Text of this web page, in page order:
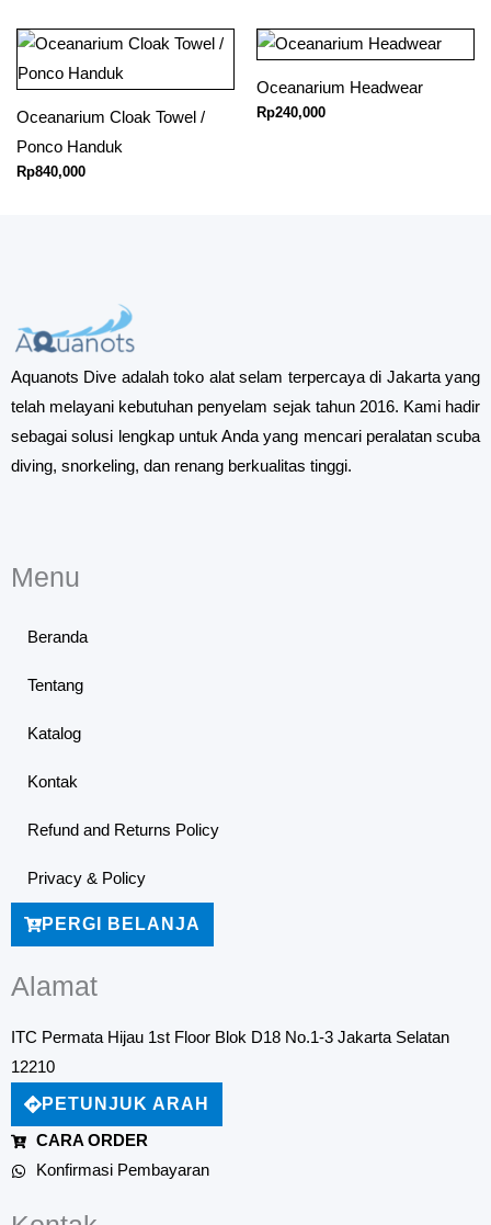
Oceanarium Cloak Towel /
Ponco Handuk
Rp840,000
Oceanarium Headwear
Rp240,000
Aquanots Dive adalah toko alat selam terpercaya di Jakarta yang
telah melayani kebutuhan penyelam sejak tahun 2016. Kami hadir
sebagai solusi lengkap untuk Anda yang mencari peralatan scuba
diving, snorkeling, dan renang berkualitas tinggi.
Menu
Beranda
Tentang
Katalog
Kontak
Refund and Returns Policy
Privacy & Policy
PERGI BELANJA
Alamat
ITC Permata Hijau 1st Floor Blok D18 No.1-3 Jakarta Selatan
12210
PETUNJUK ARAH
CARA ORDER
Konfirmasi Pembayaran